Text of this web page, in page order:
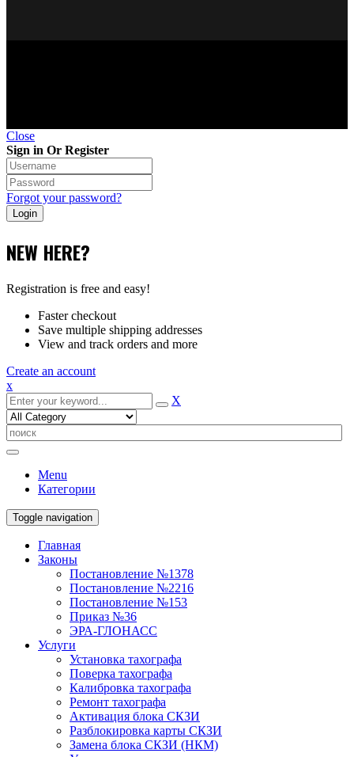
Close
Sign in Or Register
Forgot your password?
NEW HERE?
Registration is free and easy!
Faster checkout
Save multiple shipping addresses
View and track orders and more
Create an account
x
X
Menu
Категории
Toggle navigation
Главная
Законы
Постановление №1378
Постановление №2216
Постановление №153
Приказ №36
ЭРА-ГЛОНАСС
Услуги
Установка тахографа
Поверка тахографа
Калибровка тахографа
Ремонт тахографа
Активация блока СКЗИ
Разблокировка карты СКЗИ
Замена блока СКЗИ (НКМ)